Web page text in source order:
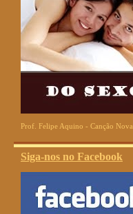
Prof. Felipe Aquino - Canção Nova
Siga-nos no Facebook